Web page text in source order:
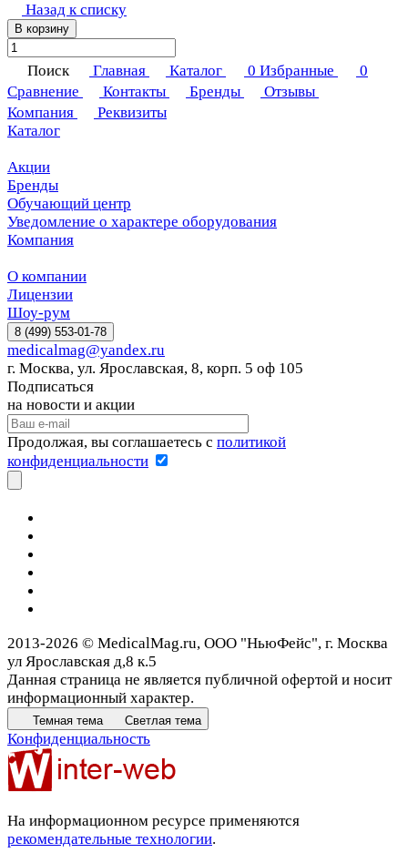
Назад к списку
В корзину
Поиск Главная Каталог 0 Избранные
0
Сравнение
Контакты Бренды
Отзывы
Компания
Реквизиты
Каталог
Акции
Бренды
Обучающий центр
Уведомление о характере оборудования
Компания
О компании
Лицензии
Шоу-рум
8 (499) 553-01-78
medicalmag@yandex.ru
г. Москва, ул. Ярославская, 8, корп. 5 оф 105
Подписаться
на новости и акции
Продолжая, вы соглашаетесь с политикой
конфиденциальности
2013-2026 © MedicalMag.ru, ООО "НьюФейс", г. Москва
ул Ярославская д,8 к.5
Данная страница не является публичной офертой и носит
информационный характер.
Темная тема Светлая тема
Конфиденциальность
На информационном ресурсе применяются
рекомендательные технологии.